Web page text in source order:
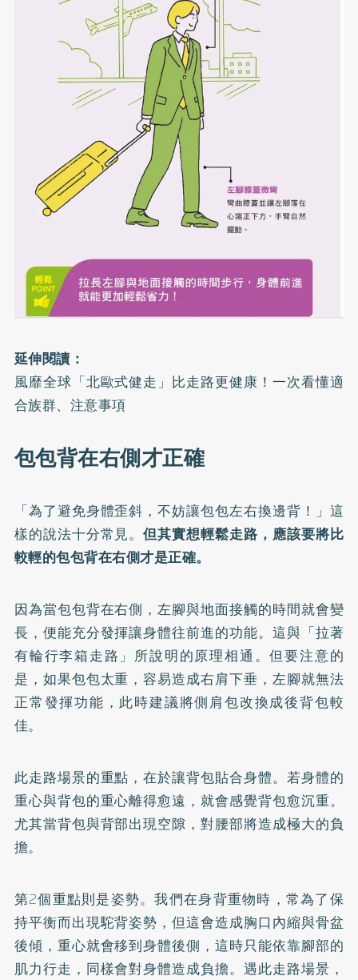
延伸閱讀：
風靡全球「北歐式健走」比走路更健康！一次看懂適
合族群、注意事項
包包背在右側才正確
「為了避免身體歪斜，不妨讓包包左右換邊背！」這
樣的說法十分常見。但其實想輕鬆走路，應該要將比
較輕的包包背在右側才是正確。
因為當包包背在右側，左腳與地面接觸的時間就會變
長，便能充分發揮讓身體往前進的功能。這與「拉著
有輪行李箱走路」所說明的原理相通。但要注意的
是，如果包包太重，容易造成右肩下垂，左腳就無法
正常發揮功能，此時建議將側肩包改換成後背包較
佳。
此走路場景的重點，在於讓背包貼合身體。若身體的
重心與背包的重心離得愈遠，就會感覺背包愈沉重。
尤其當背包與背部出現空隙，對腰部將造成極大的負
擔。
第2個重點則是姿勢。我們在身背重物時，常為了保
持平衡而出現駝背姿勢，但這會造成胸口內縮與骨盆
後傾，重心就會移到身體後側，這時只能依靠腳部的
肌力行走，同樣會對身體造成負擔。遇此走路場景，